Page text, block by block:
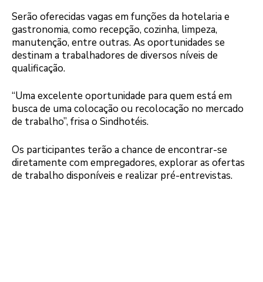
Serão oferecidas vagas em funções da hotelaria e
gastronomia, como recepção, cozinha, limpeza,
manutenção, entre outras. As oportunidades se
destinam a trabalhadores de diversos níveis de
qualificação.
“Uma excelente oportunidade para quem está em
busca de uma colocação ou recolocação no mercado
de trabalho”, frisa o Sindhotéis.
Os participantes terão a chance de encontrar-se
diretamente com empregadores, explorar as ofertas
de trabalho disponíveis e realizar pré-entrevistas.